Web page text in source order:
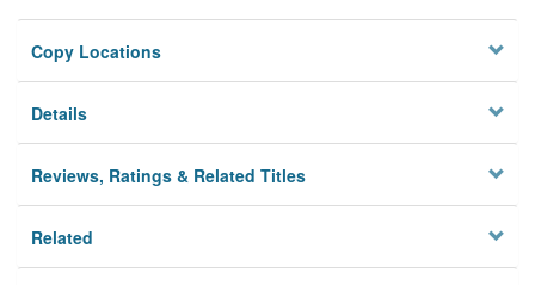
Copy Locations
Details
Reviews, Ratings & Related Titles
Related